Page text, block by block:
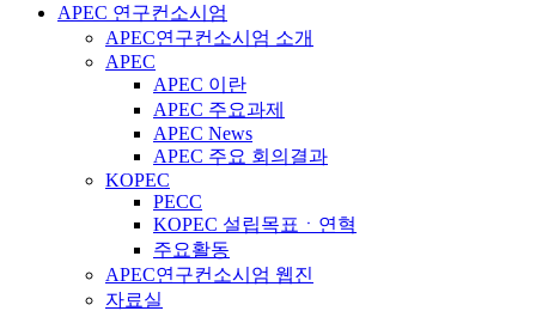
APEC 연구컨소시엄
APEC연구컨소시엄 소개
APEC
APEC 이란
APEC 주요과제
APEC News
APEC 주요 회의결과
KOPEC
PECC
KOPEC 설립목표ㆍ연혁
주요활동
APEC연구컨소시엄 웹진
자료실